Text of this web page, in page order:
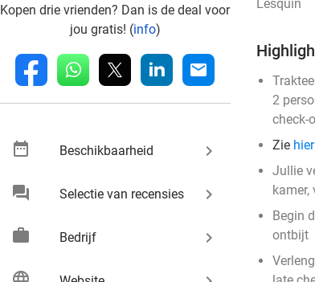
Kopen drie vrienden? Dan is de deal voor
jou gratis! (info)
fb whatsapp linkedin mail
date_range Beschikbaarheid keyboard_arrow_right
chat Selectie van recensies keyboard_arrow_right
work Bedrijf keyboard_arrow_right
Lesquin
2
check-
Zie hier
Jullie
Begin
ontbijt